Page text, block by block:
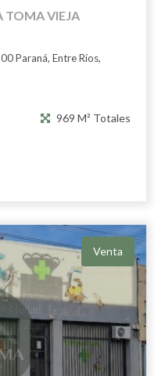
TOMA VIEJA
Paraná, Entre Ríos,
969 M² Totales
Venta